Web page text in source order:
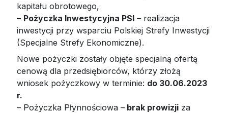
kapitału obrotowego,
– Pożyczka Inwestycyjna PSI – realizacja
inwestycji przy wsparciu Polskiej Strefy Inwestycji
(Specjalne Strefy Ekonomiczne).
Nowe pożyczki zostały objęte specjalną ofertą
cenową dla przedsiębiorców, którzy złożą
wniosek pożyczkowy w terminie: do 30.06.2023
r.
– Pożyczka Płynnościowa – brak prowizji za